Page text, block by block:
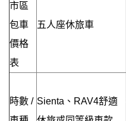
市區
包車
價格
表
五人座休旅車
時數 / Sienta、RAV4舒適